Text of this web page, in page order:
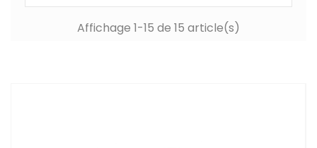
Affichage 1-15 de 15 article(s)